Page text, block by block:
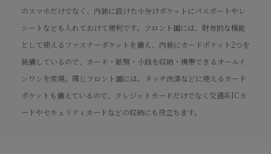
のスマホだけでなく、内装に設けた小分けポケットにパスポートやレ
シートなども入れておけて便利です。フロント面には、財布的な機能
として使えるファスナーポケットを備え、内装にカードポケット2つを
装備しているので、カード・紙幣・小銭を収納・携帯できるオールイ
ンワンを実現。同じフロント面には、タッチ決済などに使えるカード
ポケットも備えているので、クレジットカードだけでなく交通系ICカ
ードやセキュリティカードなどの収納にも役立ちます。